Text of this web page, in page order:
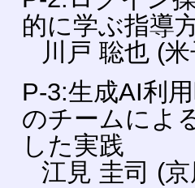
的に学ぶ指導
川戸 聡也 (
P-3:生成AI利
のチームによ
した実践
江見 圭司 (